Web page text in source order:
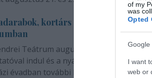
of my
was
Opted
Google
I want
web or
kortárs drámák,
Teátrum augusztusban két
indul és a nyár végével sem zárul.
évadban további bemutatók és